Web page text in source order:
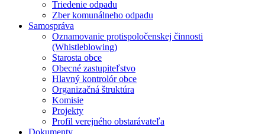
Triedenie odpadu
Zber komunálneho odpadu
Samospráva
Oznamovanie protispoločenskej činnosti
(Whistleblowing)
Starosta obce
Obecné zastupiteľstvo
Hlavný kontrolór obce
Organizačná štruktúra
Komisie
Projekty
Profil verejného obstarávateľa
Dokumenty